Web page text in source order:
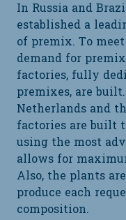
In Russia and
established a
of premix. To
demand for
factories, fully
premixes, are
Netherlands and
factories are built
using the most
allows for
Also, the plants
produce each
composition.